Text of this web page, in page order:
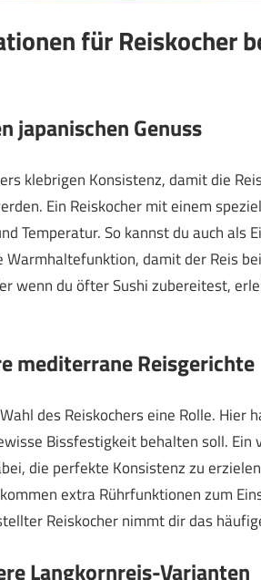
für Reiskocher
japanischen Genuss
klebrigen Konsistenz, damit die
Ein Reiskocher mit einem
Temperatur. So kannst du auch als
damit der Reis
wenn du öfter Sushi zubereitest,
mediterrane Reisgerichte
des Reiskochers eine Rolle. Hier
Bissfestigkeit behalten soll.
die perfekte Konsistenz zu
extra Rührfunktionen zum
Reiskocher nimmt dir das
Langkornreis-Varianten